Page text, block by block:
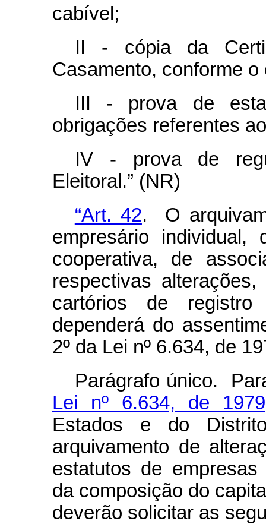
cabível;
II - cópia da
Casamento, conforme o
III - prova de
obrigações referentes
IV - prova de
Eleitoral.” (NR)
“Art. 42. O
empresário individual,
cooperativa, de
respectivas
cartórios de
dependerá do
2º da Lei nº 6.634, de
Parágrafo único.
Lei nº 6.634, de 1979
Estados e do
arquivamento de
estatutos de
da composição do
deverão solicitar as